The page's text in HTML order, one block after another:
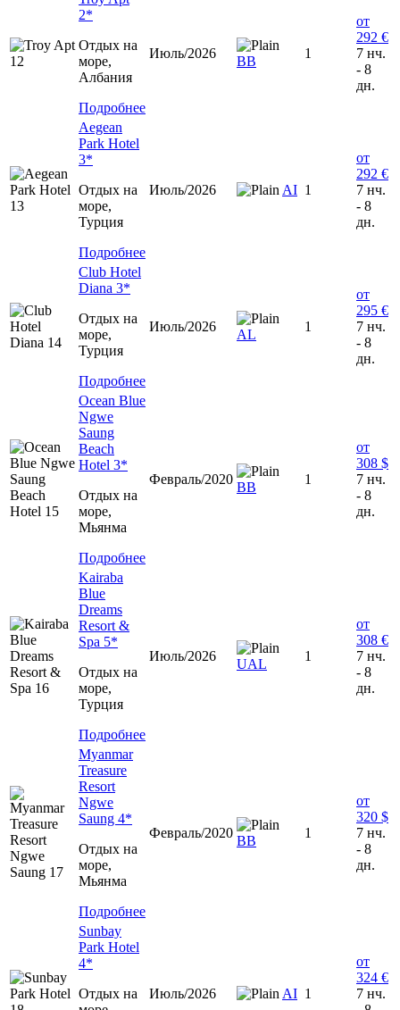
2*
Отдых на
море,
Албания
Подробнее
Июль/2026
ВВ
1
от
292 €
7 нч.
- 8
дн.
Aegean
Park Hotel
3*
Отдых на
море,
Турция
Подробнее
Июль/2026 AI 1
от
292 €
7 нч.
- 8
дн.
Club Hotel
Diana 3*
Отдых на
море,
Турция
Подробнее
Июль/2026
AL
1
от
295 €
7 нч.
- 8
дн.
Ocean Blue
Ngwe
Saung
Beach
Hotel 3*
Отдых на
море,
Мьянма
Подробнее
Февраль/2020
BB
1
от
308 $
7 нч.
- 8
дн.
Kairaba
Blue
Dreams
Resort &
Spa 5*
Отдых на
море,
Турция
Подробнее
Июль/2026
UAL
1
от
308 €
7 нч.
- 8
дн.
Myanmar
Treasure
Resort
Ngwe
Saung 4*
Отдых на
море,
Мьянма
Подробнее
Февраль/2020
BB
1
от
320 $
7 нч.
- 8
дн.
Sunbay
Park Hotel
4*
Отдых на
Июль/2026 AI 1
от
324 €
7 нч.